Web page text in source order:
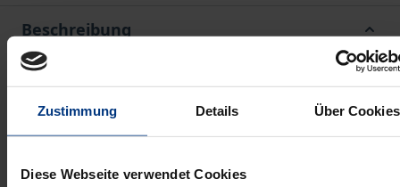
Zustimmung Details Über Cookies
Diese Webseite verwendet Cookies
Beschreibung
Gegenstand der Untersuchung sind die durch das
GATS erzeugten völkerrechtlichen Bindungen für die
Regulierung im Bereich der Telekommunikation.
GATS einschließlich seiner Anlagen und den